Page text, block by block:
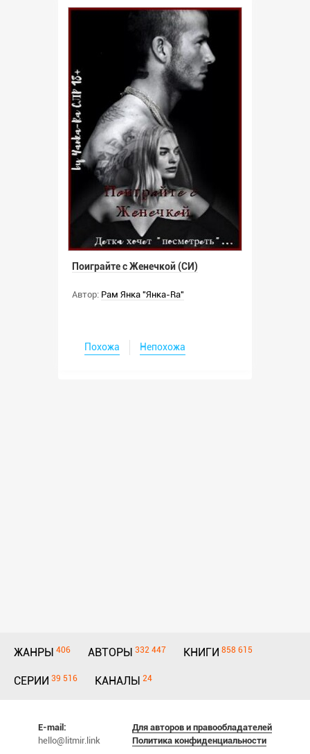
Поиграйте с Женечкой (СИ)
Автор: Рам Янка "Янка-Ra"
Похожа Непохожа
ЖАНРЫ 406 АВТОРЫ 332 447 КНИГИ 858 615
СЕРИИ 39 516 КАНАЛЫ 24
E-mail:
hello@litmir.link
Для авторов и правообладателей
Политика конфиденциальности